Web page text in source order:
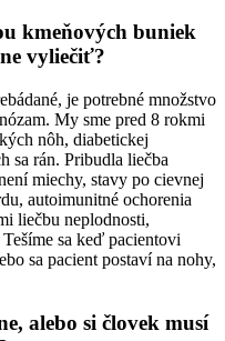
kmeňových buniek
vyliečiť?
je potrebné množstvo
My sme pred 8 rokmi
nôh, diabetickej
sa rán. Pribudla liečba
miechy, stavy po cievnej
autoimunitné ochorenia
liečbu neplodnosti,
sa keď pacientovi
sa pacient postaví na nohy,
alebo si človek musí